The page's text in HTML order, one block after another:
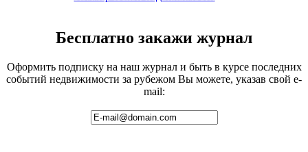
Бесплатно закажи журнал
Оформить подписку на наш журнал и быть в курсе последних
событий недвижимости за рубежом Вы можете, указав свой e-
mail: